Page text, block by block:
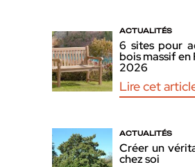
ACTUALITÉS
6 sites pour
bois massif en
2026
Lire cet
ACTUALITÉS
Créer un
chez soi